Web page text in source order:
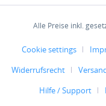
Alle Preise inkl.
Cookie settings
Widerrufsrecht
Hilfe / Support